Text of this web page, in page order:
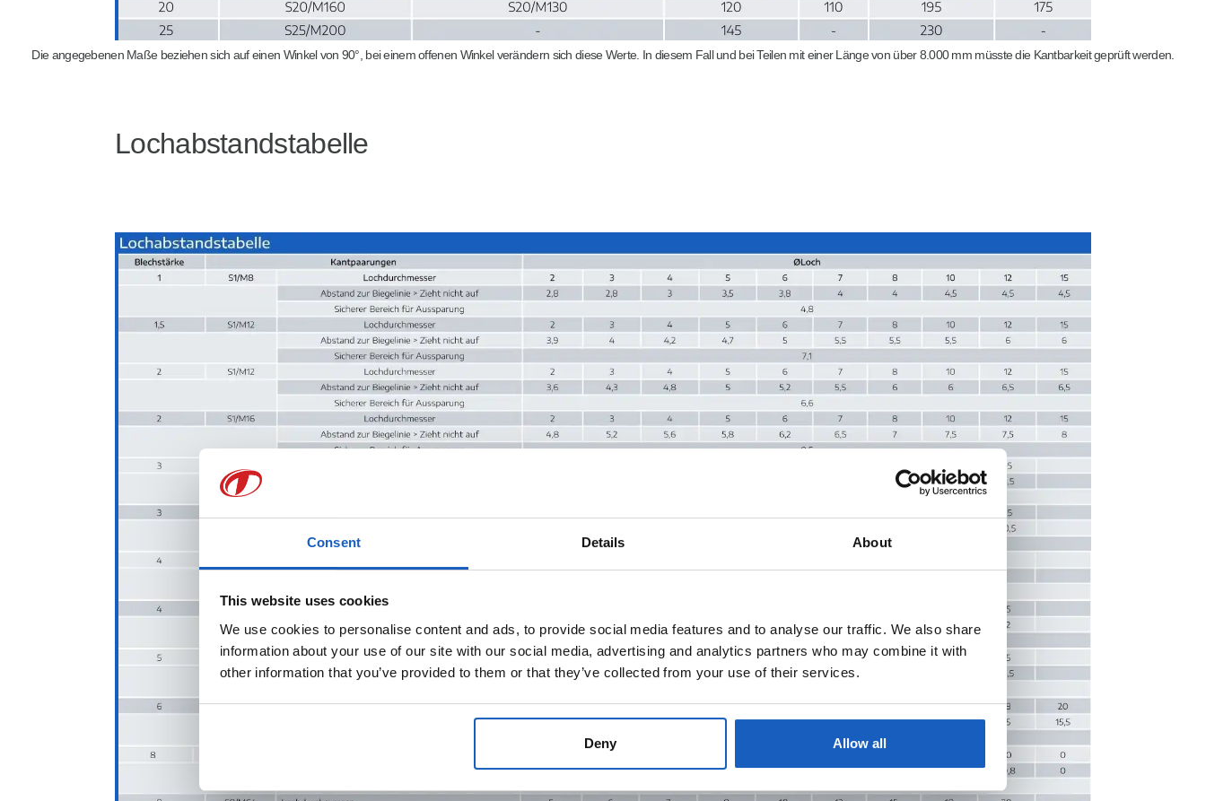
Consent Details About
This website uses cookies
We use cookies to personalise content and ads, to provide social media features and to analyse our traffic. We also share
information about your use of our site with our social media, advertising and analytics partners who may combine it with
other information that you’ve provided to them or that they’ve collected from your use of their services.
Deny Allow all
Die angegebenen Maße beziehen sich auf einen Winkel von 90°, bei einem offenen Winkel verändern sich diese Werte. In diesem Fall und bei Teilen mit einer Länge von über 8.000 mm müsste die Kantbarkeit geprüft werden.
Lochabstandstabelle